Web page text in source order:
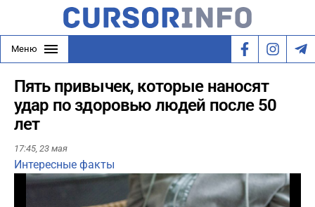
Меню
Пять привычек, которые наносят
удар по здоровью людей после 50
лет
17:45, 23 мая
Интересные факты